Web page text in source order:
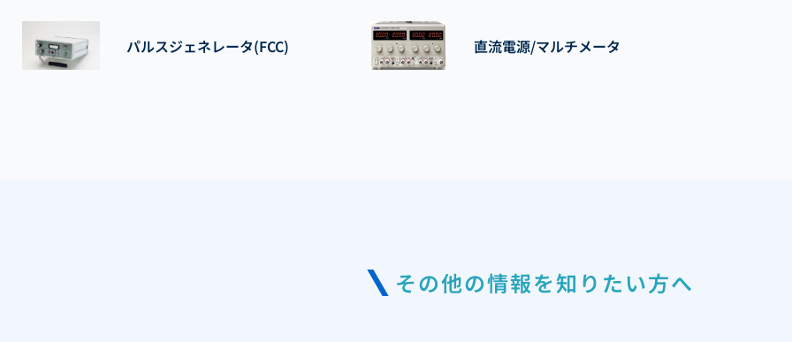
パルスジェネレータ(FCC) 直流電源/マルチメータ
その他の情報を知りたい方へ